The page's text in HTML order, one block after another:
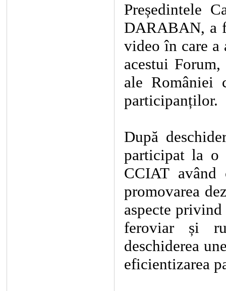
Președintele
DARABAN, a
video în care a
acestui
ale României
participanților.
După
participat la o
CCIAT
promovarea
aspecte
feroviar și
deschiderea
eficientizarea